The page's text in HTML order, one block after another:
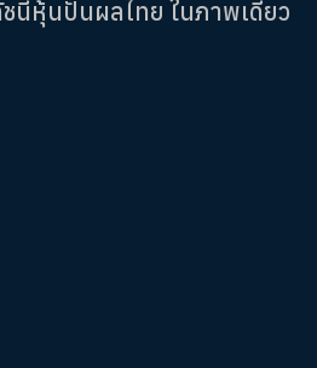
ชนีหุ้นปันผลไทย ในภาพเดียว